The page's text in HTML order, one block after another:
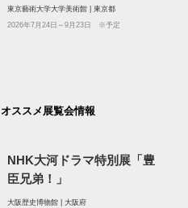
東京藝術大学大学美術館 | 東京都
2026年7月24日～9月23日 ※予定
オススメ展覧会情報
NHK大河ドラマ特別展「豊
臣兄弟！」
大阪歴史博物館 | 大阪府